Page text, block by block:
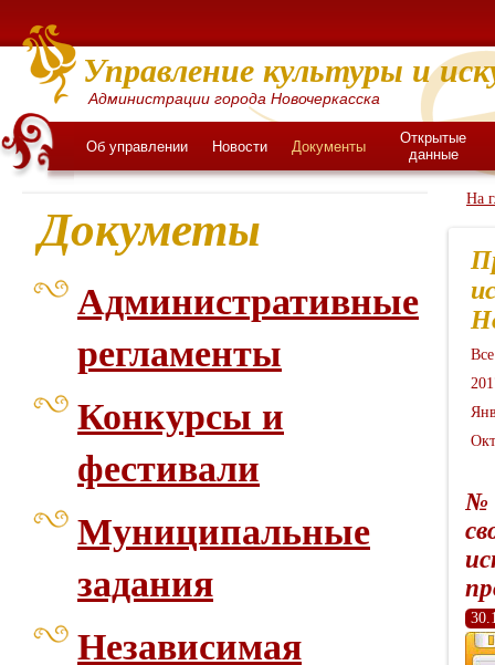
Управление культуры и
Администрации города Новочеркасска
Об управлении Новости Документы
Открытые
данные
Докуметы
Административные
регламенты
Конкурсы и
фестивали
Муниципальные
задания
Независимая
На
№